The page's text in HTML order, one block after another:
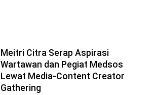
Meitri Citra Serap Aspirasi
Wartawan dan Pegiat Medsos
Lewat Media-Content Creator
Gathering